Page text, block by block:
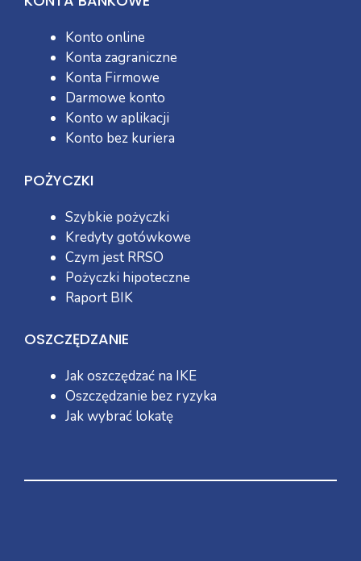
Konto online
Konta zagraniczne
Konta Firmowe
Darmowe konto
Konto w aplikacji
Konto bez kuriera
POŻYCZKI
Szybkie pożyczki
Kredyty gotówkowe
Czym jest RRSO
Pożyczki hipoteczne
Raport BIK
OSZCZĘDZANIE
Jak oszczędzać na IKE
Oszczędzanie bez ryzyka
Jak wybrać lokatę